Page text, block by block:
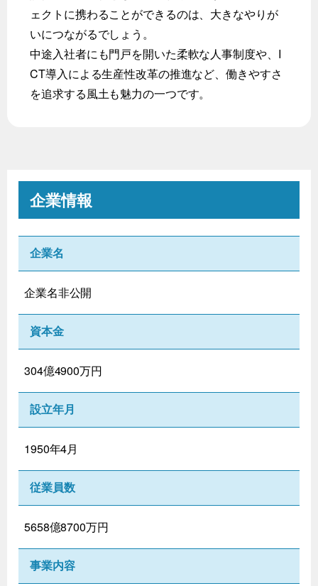
ェクトに携わることができるのは、大きなやりが
いにつながるでしょう。
中途入社者にも門戸を開いた柔軟な人事制度や、I
CT導入による生産性改革の推進など、働きやすさ
を追求する風土も魅力の一つです。
企業情報
企業名
企業名非公開
資本金
304億4900万円
設立年月
1950年4月
従業員数
5658億8700万円
事業内容